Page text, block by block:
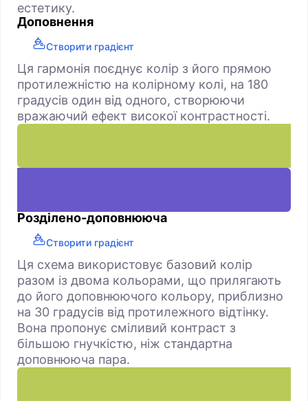
естетику.
Доповнення
Створити градієнт
Ця гармонія поєднує колір з його прямою
протилежністю на колірному колі, на 180
градусів один від одного, створюючи
вражаючий ефект високої контрастності.
Розділено-доповнююча
Створити градієнт
Ця схема використовує базовий колір
разом із двома кольорами, що прилягають
до його доповнюючого кольору, приблизно
на 30 градусів від протилежного відтінку.
Вона пропонує сміливий контраст з
більшою гнучкістю, ніж стандартна
доповнююча пара.